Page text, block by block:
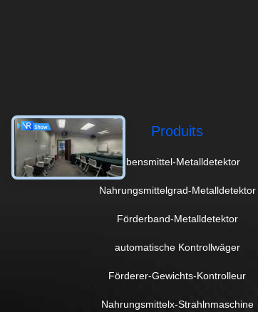
Produits
Lebensmittel-Metalldetektor
Nahrungsmittelgrad-Metalldetektor
Förderband-Metalldetektor
automatische Kontrollwäger
Förderer-Gewichts-Kontrolleur
Nahrungsmittelx-Strahlnmaschine